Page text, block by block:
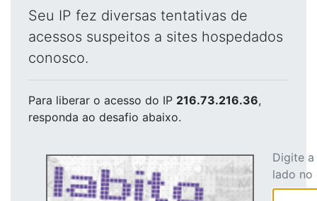
Seu IP fez diversas tentativas de
acessos suspeitos a sites hospedados
conosco.
Para liberar o acesso do IP 216.73.216.36,
responda ao desafio abaixo.
Digite
lado no